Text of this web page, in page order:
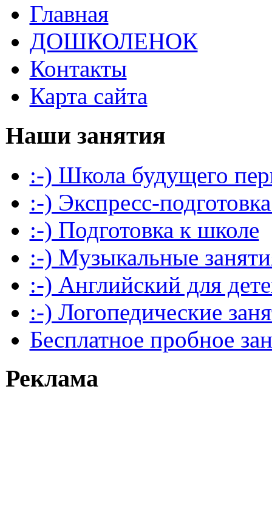
Главная
ДОШКОЛЕНОК
Контакты
Карта сайта
Наши занятия
:-) Школа будущего
:-) Экспресс-
:-) Подготовка к школе
:-) Музыкальные
:-) Английский для
:-) Логопедические
Бесплатное пробное
Реклама